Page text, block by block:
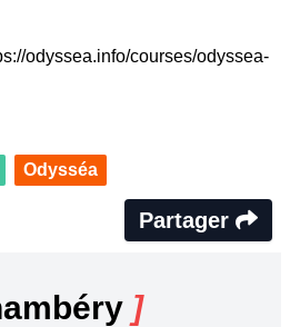
odyssea.info/courses/odyssea-
Odysséa
Partager
]